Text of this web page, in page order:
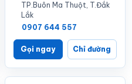
TP.Buôn Ma Thuột, T.Đắk
Lắk
0907 644 557
Gọi ngay Chỉ đường